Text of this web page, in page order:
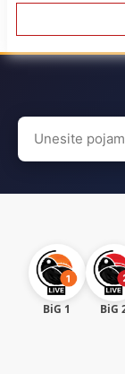
Search
for:
BiG 1 BiG